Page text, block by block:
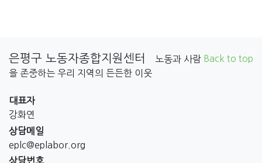
Back to top
은평구 노동자종합지원센터
노동과 사람
을 존중하는 우리 지역의 든든한 이웃
대표자
강화연
상담메일
eplc@eplabor.org
상담번호